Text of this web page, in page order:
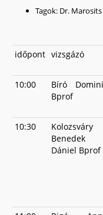
Tagok: Dr.
időpont vizsgázó
10:00
Bíró
Bprof
10:30
Kolozsváry
Benedek
Dániel Bprof